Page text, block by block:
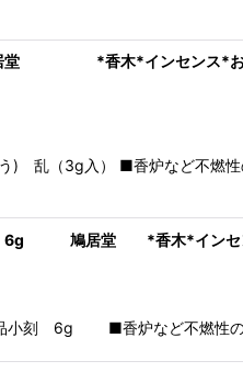
居堂 *香木*インセンス*
乱（3g入） ■香炉など不燃性
刻 6g 鳩居堂 *香木*インセ
6g ■香炉など不燃性の容器